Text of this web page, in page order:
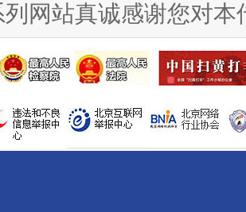
金库”的免责幌子
网站真诚感谢您对